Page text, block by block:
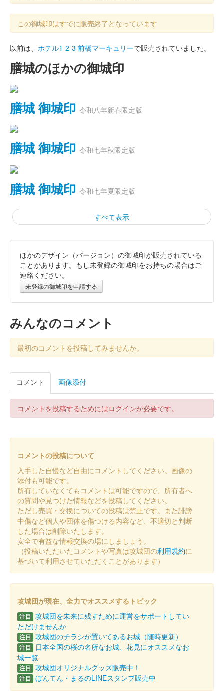
この御城印はすでに販売終了となっています
以前は、 ホテル1-2-3 前橋マーキュリーで販売されていました。
膳城のほかの御城印
膳城 御城印 令和八年新春限定版
膳城 御城印 令和七年秋限定版
膳城 御城印 令和七年夏限定版
すべて表示
膳城 御城印 令和七年春限定版
膳城 御城印 新春限定版
膳城 御城印
令和六年秋限定版
文字はMenkoiガールズが担当した
膳城 御城印 めんこいガールズ赤版
2024年6月15、16日に行われた群馬戦国御城印サミットで先行販
担当した。
膳城 御城印 夏限定版
2024年6月15、16日に行われた群馬戦国御城印サミットで先行販
売された後、現地で販売。ぐんま特使Menkoiガールズが文字を
担当した。
膳城 御城印
武田勝頼公版
群馬戦国御城印サミットで先行発売ののち、6月28日から通常販
売に。
膳城 御城印 春の七草版 ごぎょう
膳城 御城印 群馬戦国御城印サミット限定版
販売終了
長野剛氏による武田信玄公、武田勝頼公が描かれている。100枚
ほかのデザイン（バージョン）の御城印が販売されている
ことがあります。もし未登録の御城印をお持ちの場合はご
連絡ください。
未登録の御城印を申請する
みんなのコメント
最初のコメントを投稿してみませんか。
コメント 画像添付
コメントを投稿するためにはログインが必要です。
コメントの投稿について
入手した自慢など自由にコメントしてください。画像の
添付も可能です。
所有していなくてもコメントは可能ですので、所有者へ
の質問や見つけた情報などを投稿してください。
ただし売買・交換についての投稿は禁止です。また誹謗
中傷など個人や団体を傷つける内容など、不適切と判断
した場合は削除いたします。
安全で有益な情報交換の場にしましょう。
（投稿いただいたコメントや写真は攻城団の利用規約に
基づいて利用させていただくことがあります）
攻城団が現在、全力でオススメするトピック
注目 攻城団を未来に残すために運営をサポートしてい
ただけませんか
注目 攻城団のチラシが置いてあるお城（随時更新）
注目
日本全国の桜の名所なお城、花見にオススメなお
城一覧
注目 攻城団オリジナルグッズ販売中！
注目 ぼんてん・まるのLINEスタンプ販売中